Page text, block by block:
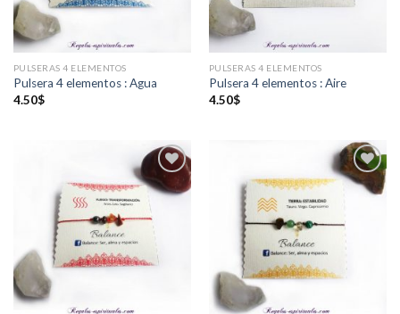
PULSERAS 4 ELEMENTOS
Pulsera 4 elementos : Agua
4.50$
PULSERAS 4 ELEMENTOS
Pulsera 4 elementos : Aire
4.50$
Añadir
a la
lista de
deseos
Añadir
deseos